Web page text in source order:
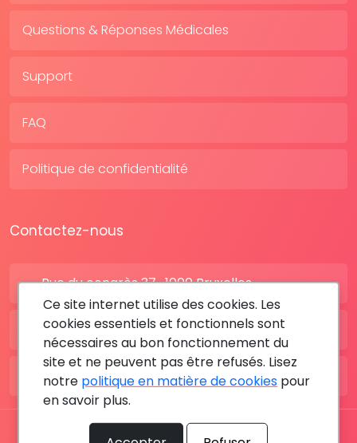
Questions & Réponses Médicales
Support
FAQ
Politique de confidentialité
Contactez-nous
Rue du congrès 37 , 1000 Bruxelles
BE: +32 28080227
FR: +33 183642895
Tous les droits sont réservés © 2026 RDV MÉDICAL By
Ce site internet utilise des cookies. Les
cookies essentiels et fonctionnels sont
nécessaires au bon fonctionnement du
site et ne peuvent pas être refusés. Lisez
notre politique en matière de cookies pour
en savoir plus.